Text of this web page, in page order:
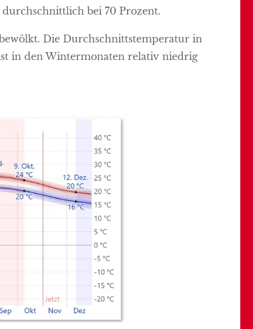
bei 70 Prozent.
Die Durchschnittstemperatur in
in den Wintermonaten relativ niedrig